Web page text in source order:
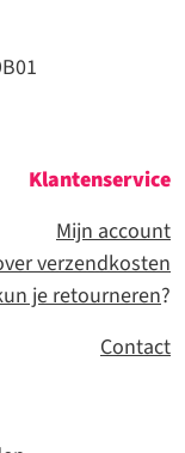
Klantenservice
Mijn account
verzendkosten
je retourneren?
Contact